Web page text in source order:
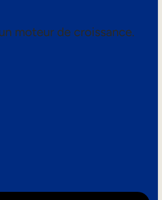
moteur de croissance.